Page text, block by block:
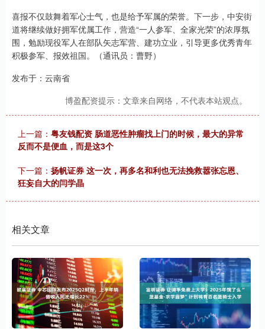
喜报不仅鼓舞着军心士气，也是给予军属的荣誉。下一步，中安街
道将继续做好拥军优属工作，营造“一人参军、全家光荣”的浓厚氛
围，勉励现役军人在部队矢志军营、建功立业，引导更多优秀青年
积极参军、报效祖国。（通讯员：曹野）
发布于：云南省
博盈配资提示：文章来自网络，不代表本站观点。
上一篇： 粤友钱配资 肠道恶性肿瘤找上门的时候，最大的异常
反而不是便血，而是这3个
下一篇： 扬帆证券 这一次，再多名和利也无法挽救嚣张忘恩、
狂妄自大的闫学晶
相关文章